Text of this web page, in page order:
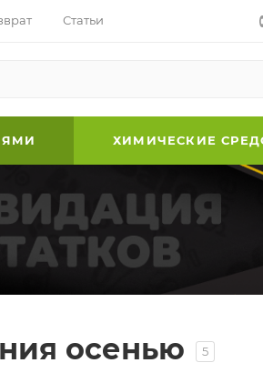
Статьи
ХИМИЧЕСКИЕ
осенью 5